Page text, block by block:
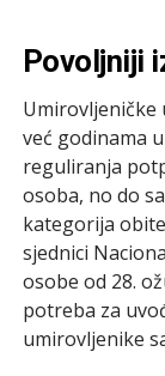
Povoljniji
Umirovljeničke
već godinama
reguliranja
osoba, no do
kategorija
sjednici
osobe od 28.
potreba za
umirovljenike